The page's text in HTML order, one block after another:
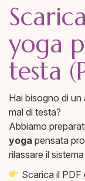
yoga
testa
Hai bisogno di
mal di testa?
Abbiamo
yoga pensata
rilassare il
Scarica il PDF